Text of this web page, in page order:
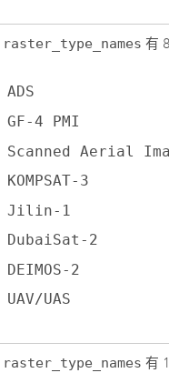
raster_type_names 有
ADS
GF-4 PMI
Scanned Aerial
KOMPSAT-3
Jilin-1
DubaiSat-2
DEIMOS-2
UAV/UAS
raster_type_names 有